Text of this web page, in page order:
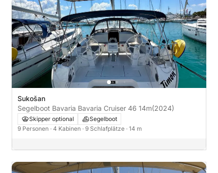
Sukošan
Segelboot Bavaria Bavaria Cruiser 46 14m(2024)
Skipper optional
Segelboot
9 Personen · 4 Kabinen · 9 Schlafplätze · 14 m